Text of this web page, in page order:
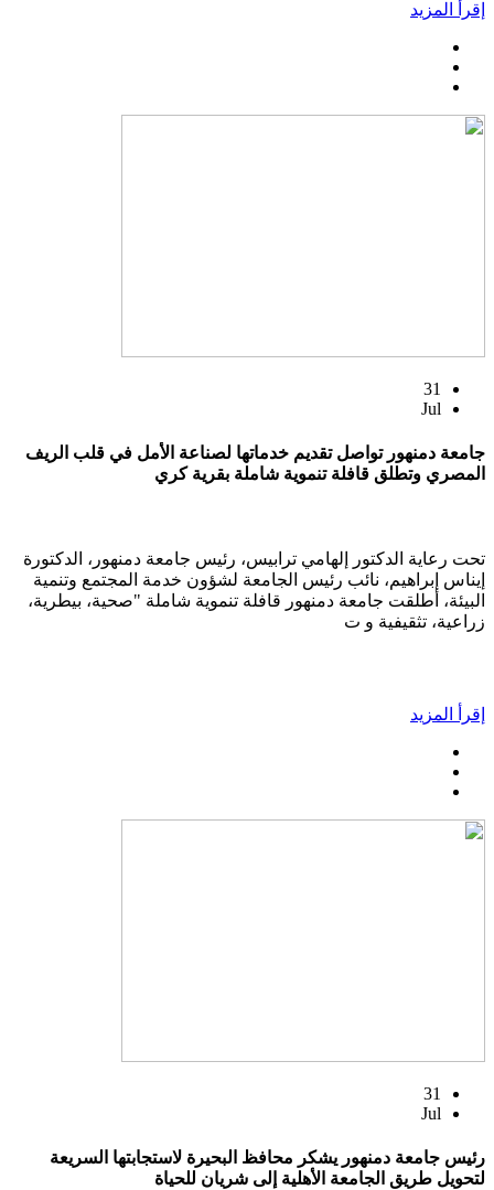
إقرأ المزيد
31
Jul
جامعة دمنهور تواصل تقديم خدماتها لصناعة الأمل في قلب الريف
المصري وتطلق قافلة تنموية شاملة بقرية كري
تحت رعاية الدكتور إلهامي ترابيس، رئيس جامعة دمنهور، الدكتورة
إيناس إبراهيم، نائب رئيس الجامعة لشؤون خدمة المجتمع وتنمية
البيئة، أطلقت جامعة دمنهور قافلة تنموية شاملة "صحية، بيطرية،
زراعية، تثقيفية و ت
إقرأ المزيد
31
Jul
رئيس جامعة دمنهور يشكر محافظ البحيرة لاستجابتها السريعة
لتحويل طريق الجامعة الأهلية إلى شريان للحياة